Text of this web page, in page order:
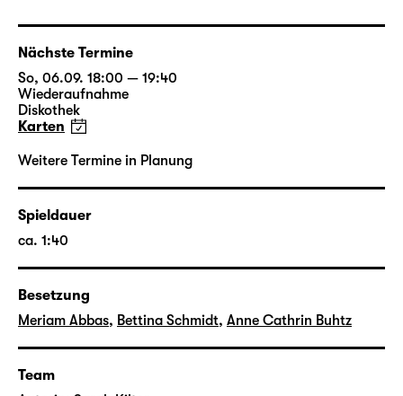
Bruncken, die nach „
„Lebendfallen“ zum dritten Mal die
Diskothek-Bühne bespielt.
studierte von 2016 bis 2020 Szenisches
Schreiben an der Universität der Künste
Berlin. Ihre Stücke liefen in
Werkstattinszenierungen am Hans Otto
Berlin. Ihr erstes Hörspiel „Mädchen-
Liegestütze“ wurde 2019 im Deutschlandfunk
Kultur urgesendet.
Zusatzhinweise auf sensible Inhalte zu
Nächste Termine
So, 06.09. 18:00 — 19:40
Wiederaufnahme
Diskothek
Karten
Weitere Termine in Planung
Spieldauer
ca. 1:40
Besetzung
Meriam Abbas, Bettina Schmidt, Anne Cathrin Buhtz
Team